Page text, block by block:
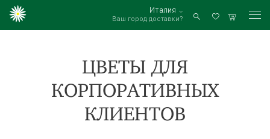
Италия
Ваш город доставки? Войти
ЦВЕТЫ ДЛЯ
КОРПОРАТИВНЫХ
КЛИЕНТОВ